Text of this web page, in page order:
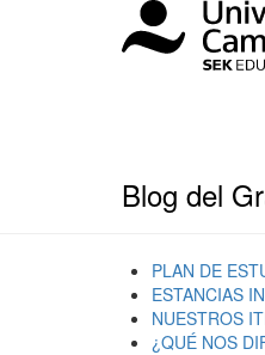
Blog del
PLAN DE
ESTANCIAS
NUESTROS
¿QUÉ NOS